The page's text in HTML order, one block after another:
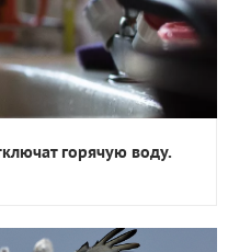
горячую воду.